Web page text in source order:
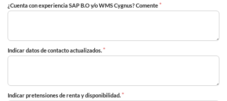
¿Cuenta con experiencia SAP B.O y/o WMS Cygnus? Comente *
Indicar datos de contacto actualizados. *
Indicar pretensiones de renta y disponibilidad. *